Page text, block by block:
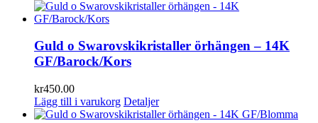
Guld o Swarovskikristaller örhängen – 14K
GF/Barock/Kors
kr450.00
Lägg till i varukorg Detaljer